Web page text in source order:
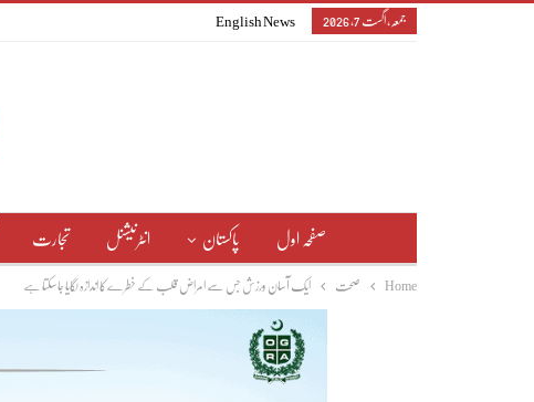
جمعہ, اگست 7, 2026 English News
صفحہ اول پاکستان انٹرنیشنل تجارت
Home صحت ایک آسان ورزش جس سے امراض قلب کے خطرے کا اندازہ لگایا جاسکتا ہے